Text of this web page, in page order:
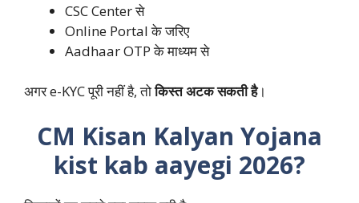
CSC Center से
Online Portal के जरिए
Aadhaar OTP के माध्यम से
अगर e-KYC पूरी नहीं है, तोकिस्त अटक सकती है।
CM Kisan Kalyan Yojana
kist kab aayegi 2026?